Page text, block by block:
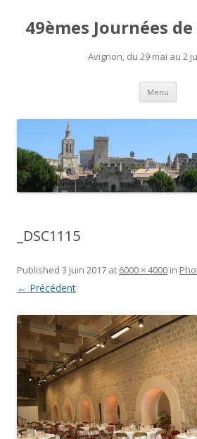
49èmes Journées
Avignon, du 29 mai au 2
Menu Aller
_DSC1115
Published 3 juin 2017 at 6000 × 4000 in
← Précédent